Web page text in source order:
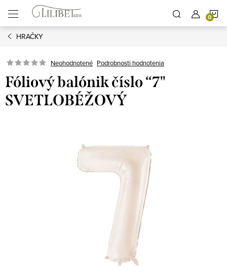
obsah
HRAČKY
Neohodnotené Podrobnosti hodnotenia
Fóliový balónik číslo “7"
SVETLOBÉŽOVÝ